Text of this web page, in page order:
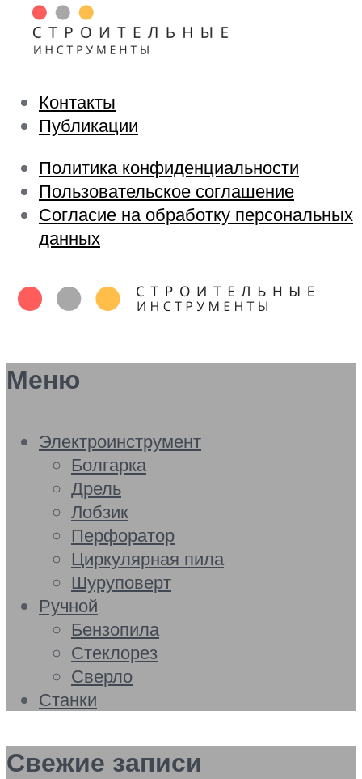
Контакты
Публикации
Политика конфиденциальности
Пользовательское соглашение
Согласие на обработку персональных
данных
Меню
Электроинструмент
Болгарка
Дрель
Лобзик
Перфоратор
Циркулярная пила
Шуруповерт
Ручной
Бензопила
Стеклорез
Сверло
Станки
Свежие записи